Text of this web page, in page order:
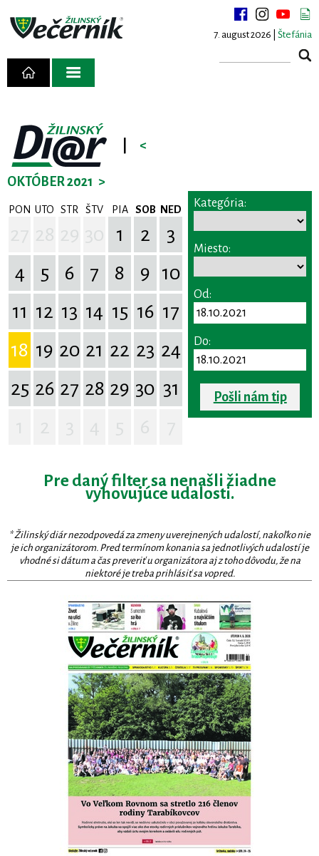
7. august 2026 | Štefánia
<
OKTÓBER 2021 >
PON UTO STR ŠTV PIA SOB NED
1 2
3
4
5 6 7 8 9 10
11 12 13 14 15 16 17
18 19 20 21 22 23 24
25 26 27 28 29 30 31
Kategória:
Miesto:
Od:
Do:
Pošli nám tip
Pre daný filter sa nenašli žiadne
vyhovujúce udalosti.
* Žilinský diár nezodpovedá za zmeny uverejnených udalostí, nakoľko nie
je ich organizátorom. Pred termínom konania sa jednotlivých udalostí je
vhodné si dátum a čas preveriť u organizátora aj z toho dôvodu, že na
niektoré je treba prihlásiť sa vopred.